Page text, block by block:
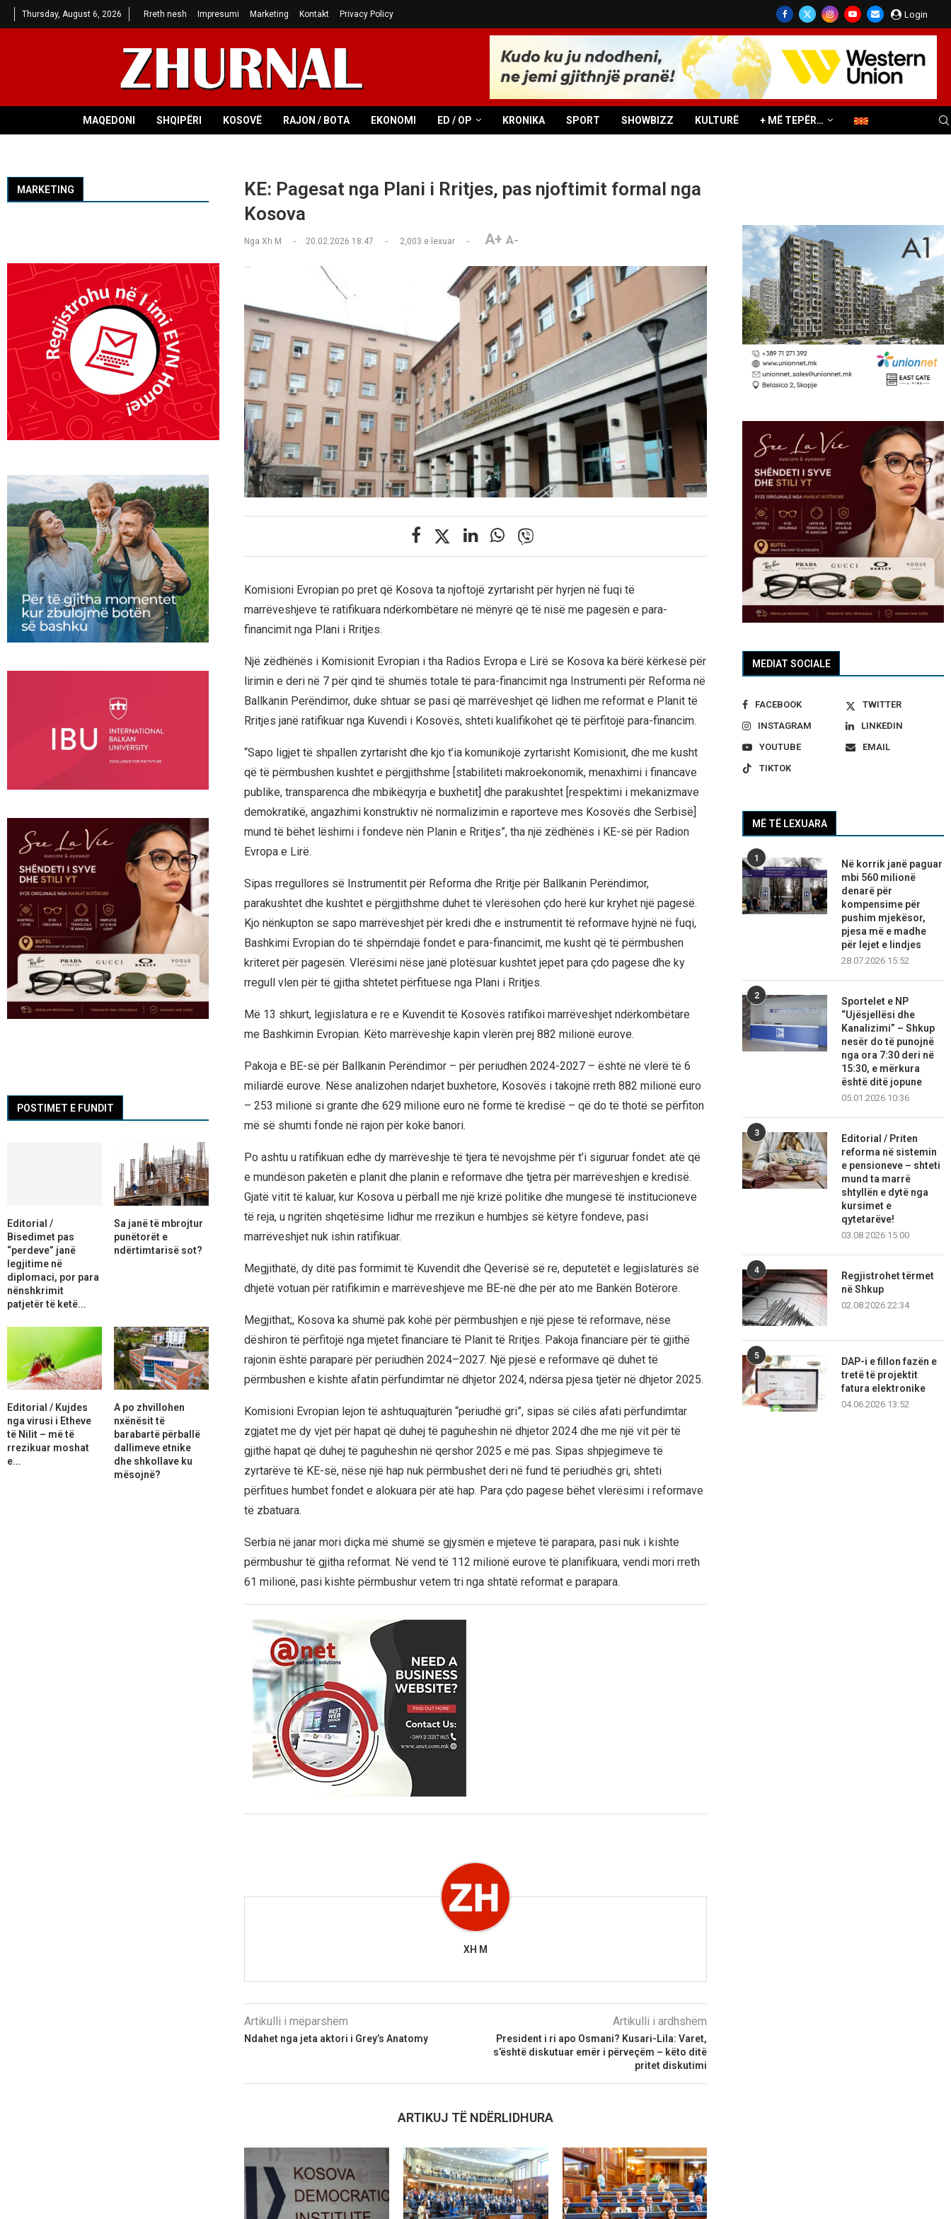
Thursday, August 6, 2026 Rreth nesh Impresumi Marketing Kontakt Privacy Policy Login
MAQEDONI SHQIPËRI KOSOVË RAJON / BOTA EKONOMI ED / OP KRONIKA SPORT SHOWBIZZ KULTURË + MË TEPËR…
KE: Pagesat nga Plani i Rritjes, pas njoftimit formal nga
Kosova
Nga Xh M 20.02.2026 18:47 2,003 e lexuar A+ A-
Komisioni Evropian po pret që Kosova ta njoftojë zyrtarisht për hyrjen në fuqi të
marrëveshjeve të ratifikuara ndërkombëtare në mënyrë që të nisë me pagesën e para-
financimit nga Plani i Rritjes.
Një zëdhënës i Komisionit Evropian i tha Radios Evropa e Lirë se Kosova ka bërë kërkesë për
lirimin e deri në 7 për qind të shumës totale të para-financimit nga Instrumenti për Reforma në
Ballkanin Perëndimor, duke shtuar se pasi që marrëveshjet që lidhen me reformat e Planit të
Rritjes janë ratifikuar nga Kuvendi i Kosovës, shteti kualifikohet që të përfitojë para-financim.
“Sapo ligjet të shpallen zyrtarisht dhe kjo t’ia komunikojë zyrtarisht Komisionit, dhe me kusht
që të përmbushen kushtet e përgjithshme [stabiliteti makroekonomik, menaxhimi i financave
publike, transparenca dhe mbikëqyrja e buxhetit] dhe parakushtet [respektimi i mekanizmave
demokratikë, angazhimi konstruktiv në normalizimin e raporteve mes Kosovës dhe Serbisë]
mund të bëhet lëshimi i fondeve nën Planin e Rritjes”, tha një zëdhënës i KE-së për Radion
Evropa e Lirë.
Sipas rregullores së Instrumentit për Reforma dhe Rritje për Ballkanin Perëndimor,
parakushtet dhe kushtet e përgjithshme duhet të vlerësohen çdo herë kur kryhet një pagesë.
Kjo nënkupton se sapo marrëveshjet për kredi dhe e instrumentit të reformave hyjnë në fuqi,
Bashkimi Evropian do të shpërndajë fondet e para-financimit, me kusht që të përmbushen
kriteret për pagesën. Vlerësimi nëse janë plotësuar kushtet jepet para çdo pagese dhe ky
rregull vlen për të gjitha shtetet përfituese nga Plani i Rritjes.
Më 13 shkurt, legjislatura e re e Kuvendit të Kosovës ratifikoi marrëveshjet ndërkombëtare
me Bashkimin Evropian. Këto marrëveshje kapin vlerën prej 882 milionë eurove.
Pakoja e BE-së për Ballkanin Perëndimor – për periudhën 2024-2027 – është në vlerë të 6
miliardë eurove. Nëse analizohen ndarjet buxhetore, Kosovës i takojnë rreth 882 milionë euro
– 253 milionë si grante dhe 629 milionë euro në formë të kredisë – që do të thotë se përfiton
më së shumti fonde në rajon për kokë banori.
Po ashtu u ratifikuan edhe dy marrëveshje të tjera të nevojshme për t’i siguruar fondet: atë që
e mundëson paketën e planit dhe planin e reformave dhe tjetra për marrëveshjen e kredisë.
Gjatë vitit të kaluar, kur Kosova u përball me një krizë politike dhe mungesë të institucioneve
të reja, u ngritën shqetësime lidhur me rrezikun e humbjes së këtyre fondeve, pasi
marrëveshjet nuk ishin ratifikuar.
Megjithatë, dy ditë pas formimit të Kuvendit dhe Qeverisë së re, deputetët e legjislaturës së
dhjetë votuan për ratifikimin e marrëveshjeve me BE-në dhe për ato me Bankën Botërore.
Megjithat;, Kosova ka shumë pak kohë për përmbushjen e një pjese të reformave, nëse
dëshiron të përfitojë nga mjetet financiare të Planit të Rritjes. Pakoja financiare për të gjithë
rajonin është paraparë për periudhën 2024–2027. Një pjesë e reformave që duhet të
përmbushen e kishte afatin përfundimtar në dhjetor 2024, ndërsa pjesa tjetër në dhjetor 2025.
Komisioni Evropian lejon të ashtuquajturën “periudhë gri”, sipas së cilës afati përfundimtar
zgjatet me dy vjet për hapat që duhej të paguheshin në dhjetor 2024 dhe me një vit për të
gjithë hapat që duhej të paguheshin në qershor 2025 e më pas. Sipas shpjegimeve të
zyrtarëve të KE-së, nëse një hap nuk përmbushet deri në fund të periudhës gri, shteti
përfitues humbet fondet e alokuara për atë hap. Para çdo pagese bëhet vlerësimi i reformave
të zbatuara.
Serbia në janar mori diçka më shumë se gjysmën e mjeteve të parapara, pasi nuk i kishte
përmbushur të gjitha reformat. Në vend të 112 milionë eurove të planifikuara, vendi mori rreth
61 milionë, pasi kishte përmbushur vetem tri nga shtatë reformat e parapara.
XH M
Artikulli i mëparshëm
Ndahet nga jeta aktori i Grey’s Anatomy
Artikulli i ardhshëm
President i ri apo Osmani? Kusari-Lila: Varet,
s’është diskutuar emër i përveçëm – këto ditë
pritet diskutimi
ARTIKUJ TË NDËRLIDHURA
MEDIAT SOCIALE
FACEBOOK
TWITTER
INSTAGRAM
LINKEDIN
YOUTUBE
EMAIL
TIKTOK
MË TË LEXUARA
1
Në korrik janë paguar
mbi 560 milionë
denarë për
kompensime për
pushim mjekësor,
pjesa më e madhe
për lejet e lindjes
28.07.2026 15:52
2
Sportelet e NP
“Ujësjellësi dhe
Kanalizimi” – Shkup
nesër do të punojnë
nga ora 7:30 deri në
15:30, e mërkura
është ditë jopune
05.01.2026 10:36
3
Editorial / Priten
reforma në sistemin
e pensioneve – shteti
mund ta marrë
shtyllën e dytë nga
kursimet e
qytetarëve!
03.08.2026 15:00
4
Regjistrohet tërmet
në Shkup
02.08.2026 22:34
5
DAP-i e fillon fazën e
tretë të projektit
fatura elektronike
04.06.2026 13:52
MARKETING
POSTIMET E FUNDIT
Editorial /
Bisedimet pas
“perdeve” janë
legjitime në
diplomaci, por para
nënshkrimit
patjetër të ketë...
Sa janë të mbrojtur
punëtorët e
ndërtimtarisë sot?
Editorial / Kujdes
nga virusi i Etheve
të Nilit – më të
rrezikuar moshat
e...
A po zhvillohen
nxënësit të
barabartë përballë
dallimeve etnike
dhe shkollave ku
mësojnë?